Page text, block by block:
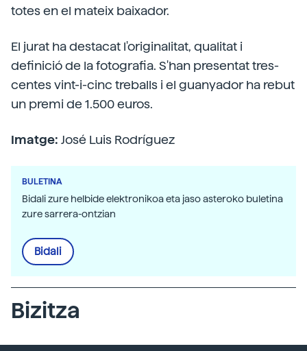
totes en el mateix baixador.
El jurat ha destacat l'originalitat, qualitat i
definició de la fotografia. S'han presentat tres-
centes vint-i-cinc treballs i el guanyador ha rebut
un premi de 1.500 euros.
Imatge: José Luis Rodríguez
BULETINA
Bidali zure helbide elektronikoa eta jaso asteroko buletina
zure sarrera-ontzian
Bidali
Bizitza